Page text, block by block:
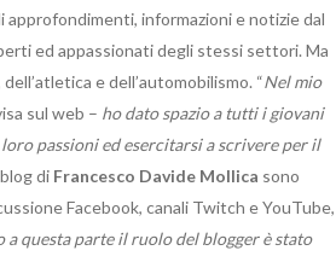
informazioni e notizie dal
ed appassionati degli stessi settori. Ma
e dell’automobilismo. “Nel mio
sul web – ho dato spazio a tutti i giovani
passioni ed esercitarsi a scrivere per il
di Francesco Davide Mollica sono
Facebook, canali Twitch e YouTube,
a questa parte il ruolo del blogger è stato